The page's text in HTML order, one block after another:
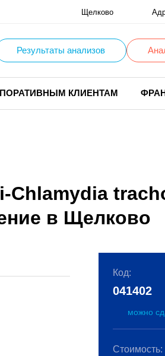
Щелково
Результаты анализов
КЛИЕНТАМ
Chlamydia
в Щелково
Код:
041402
можно
Стоимость: